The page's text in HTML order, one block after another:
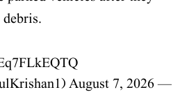
— Atulkrishan (@iAtulKrishan1)
August 7, 2026